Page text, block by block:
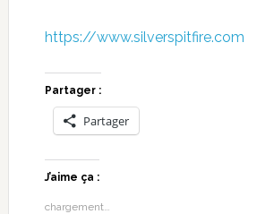
https://www.silverspitfire.com
Partager :
Partager
J’aime ça :
chargement…